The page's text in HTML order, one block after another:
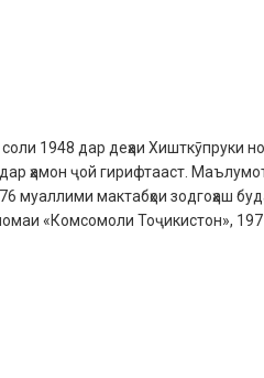
1948 дар деҳаи Хишткӯпруки
ҳамон ҷой гирифтааст.
муаллими мактабҳои зодгоҳаш
«Комсомоли Тоҷикистон»,